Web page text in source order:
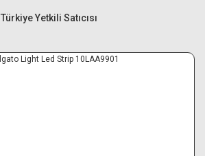
Türkiye Yetkili Satıcısı